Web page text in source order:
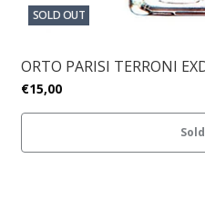
SOLD OUT
ORTO PARISI TERRONI
€15,00